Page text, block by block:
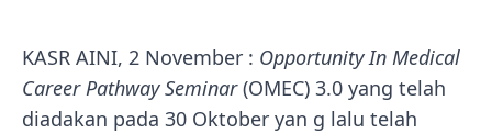
KASR AINI, 2 November : Opportunity In Medical
Career Pathway Seminar(OMEC) 3.0 yang telah
diadakan pada 30 Oktober yan g lalu telah